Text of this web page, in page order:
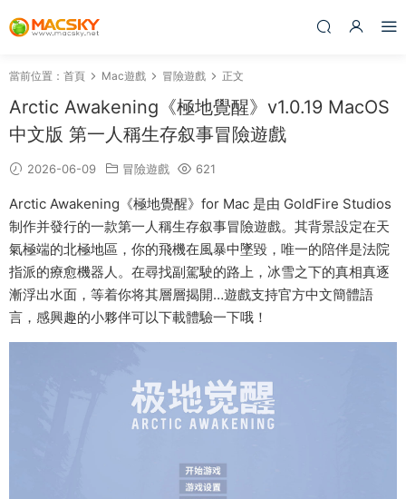
當前位置： 首頁 Mac遊戲 冒險遊戲 正文
Arctic Awakening《極地覺醒》v1.0.19 MacOS
中文版 第一人稱生存叙事冒險遊戲
2026-06-09 冒險遊戲 621
Arctic Awakening《極地覺醒》for Mac 是由 GoldFire Studios
制作并發行的一款第一人稱生存叙事冒險遊戲。其背景設定在天
氣極端的北極地區，你的飛機在風暴中墜毀，唯一的陪伴是法院
指派的療愈機器人。在尋找副駕駛的路上，冰雪之下的真相真逐
漸浮出水面，等着你将其層層揭開…遊戲支持官方中文簡體語
言，感興趣的小夥伴可以下載體驗一下哦！